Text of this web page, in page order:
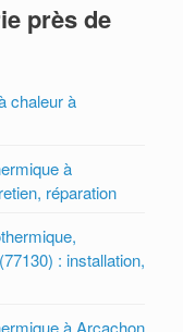
près de
chaleur à
à
réparation
: installation,